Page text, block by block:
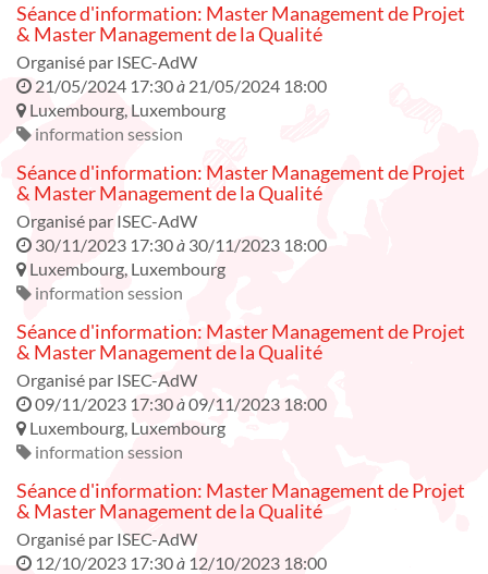
Séance d'information: Master Management de Projet
& Master Management de la Qualité
Organisé par ISEC-AdW
21/05/2024 17:30à 21/05/2024 18:00
Luxembourg, Luxembourg
information session
Séance d'information: Master Management de Projet
& Master Management de la Qualité
Organisé par ISEC-AdW
30/11/2023 17:30à 30/11/2023 18:00
Luxembourg, Luxembourg
information session
Séance d'information: Master Management de Projet
& Master Management de la Qualité
Organisé par ISEC-AdW
09/11/2023 17:30à09/11/2023 18:00
Luxembourg, Luxembourg
information session
Séance d'information: Master Management de Projet
& Master Management de la Qualité
Organisé par ISEC-AdW
12/10/2023 17:30à 12/10/2023 18:00